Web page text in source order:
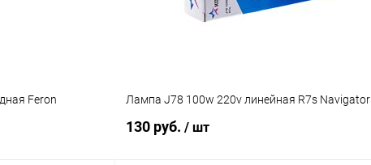
Feron Лампа J78 100w 220v линейная R7s Navigator
130 руб. / шт